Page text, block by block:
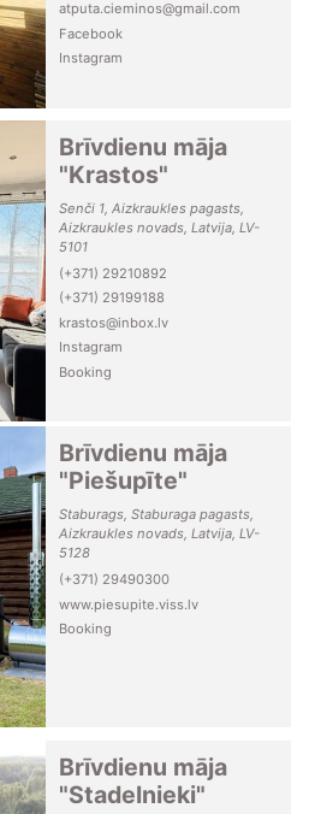
atputa.cieminos@gmail.com
Facebook
Instagram
Brīvdienu māja
"Krastos"
Senči 1, Aizkraukles pagasts,
Aizkraukles novads, Latvija, LV-
5101
(+371) 29210892
(+371) 29199188
krastos@inbox.lv
Instagram
Booking
Brīvdienu māja
"Piešupīte"
Staburags, Staburaga pagasts,
Aizkraukles novads, Latvija, LV-
5128
(+371) 29490300
www.piesupite.viss.lv
Booking
Brīvdienu māja
"Stadelnieki"